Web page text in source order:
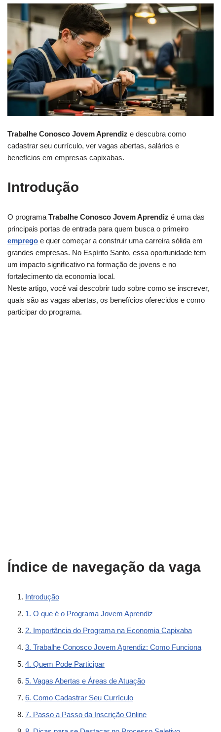
Trabalhe Conosco Jovem Aprendiz e descubra como
cadastrar seu currículo, ver vagas abertas, salários e
benefícios em empresas capixabas.
Introdução
O programaTrabalhe Conosco Jovem Aprendiz é uma das
principais portas de entrada para quem busca o primeiro
emprego e quer começar a construir uma carreira sólida em
grandes empresas. No Espírito Santo, essa oportunidade tem
um impacto significativo na formação de jovens e no
fortalecimento da economia local.
Neste artigo, você vai descobrir tudo sobre como se inscrever,
quais são as vagas abertas, os benefícios oferecidos e como
participar do programa.
Índice de navegação da vaga
Introdução
1. O que é o Programa Jovem Aprendiz
2. Importância do Programa na Economia Capixaba
3. Trabalhe Conosco Jovem Aprendiz: Como Funciona
4. Quem Pode Participar
5. Vagas Abertas e Áreas de Atuação
6. Como Cadastrar Seu Currículo
7. Passo a Passo da Inscrição Online